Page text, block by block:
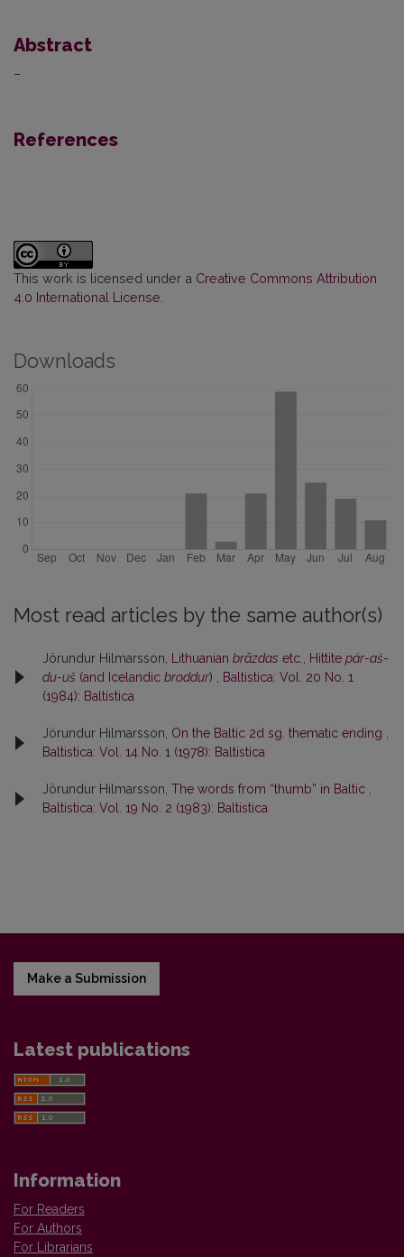
Abstract
–
References
This work is licensed under a Creative Commons Attribution
4.0 International License
Downloads
Most read articles by the same author(s)
Jörundur Hilmarsson, Lithuanian brãzdas etc., Hittite pár-aš-
du-uš (and Icelandic broddur)
Baltistica: Vol. 20 No. 1
(1984): Baltistica
Jörundur Hilmarsson, On the Baltic 2d sg. thematic ending
Baltistica: Vol. 14 No. 1 (1978): Baltistica
Jörundur Hilmarsson, The words from “thumb” in Baltic
Baltistica: Vol. 19 No. 2 (1983): Baltistica
Make a Submission
Latest publications
Information
For Readers
For Authors
For Librarians